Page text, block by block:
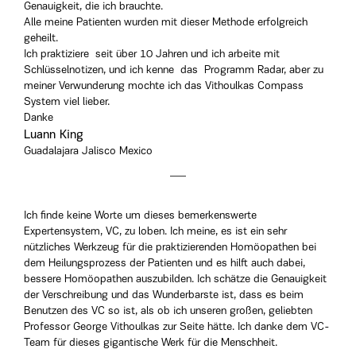
Genauigkeit, die ich brauchte.
Alle meine Patienten wurden mit dieser Methode erfolgreich
geheilt.
Ich praktiziere seit über 10 Jahren und ich arbeite mit
Schlüsselnotizen, und ich kenne das Programm Radar, aber zu
meiner Verwunderung mochte ich das Vithoulkas Compass
System viel lieber.
Danke
Luann King
Guadalajara Jalisco Mexico
Ich finde keine Worte um dieses bemerkenswerte
Expertensystem, VC, zu loben. Ich meine, es ist ein sehr
nützliches Werkzeug für die praktizierenden Homöopathen bei
dem Heilungsprozess der Patienten und es hilft auch dabei,
bessere Homöopathen auszubilden. Ich schätze die Genauigkeit
der Verschreibung und das Wunderbarste ist, dass es beim
Benutzen des VC so ist, als ob ich unseren großen, geliebten
Professor George Vithoulkas zur Seite hätte. Ich danke dem VC-
Team für dieses gigantische Werk für die Menschheit.